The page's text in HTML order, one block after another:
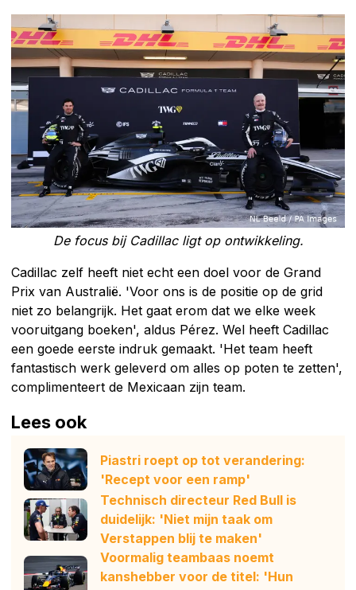
De focus bij Cadillac ligt op ontwikkeling.
Cadillac zelf heeft niet echt een doel voor de Grand
Prix van Australië. 'Voor ons is de positie op de grid
niet zo belangrijk. Het gaat erom dat we elke week
vooruitgang boeken', aldus Pérez. Wel heeft Cadillac
een goede eerste indruk gemaakt. 'Het team heeft
fantastisch werk geleverd om alles op poten te zetten',
complimenteert de Mexicaan zijn team.
Lees ook
Piastri roept op tot verandering:
'Recept voor een ramp'
Technisch directeur Red Bull is
duidelijk: 'Niet mijn taak om
Verstappen blij te maken'
Voormalig teambaas noemt
kanshebber voor de titel: 'Hun